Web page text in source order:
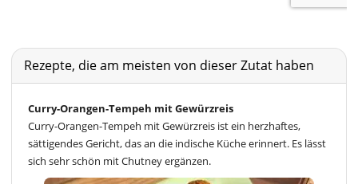
Rezepte, die am meisten von dieser Zutat haben
Curry-Orangen-Tempeh mit Gewürzreis
Curry-Orangen-Tempeh mit Gewürzreis ist ein herzhaftes,
sättigendes Gericht, das an die indische Küche erinnert. Es lässt
sich sehr schön mit Chutney ergänzen.